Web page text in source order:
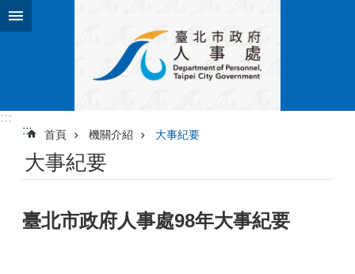
跳到主要內容區塊
:::
:::
首頁 機關介紹 大事紀要
大事紀要
臺北市政府人事處98年大事紀要